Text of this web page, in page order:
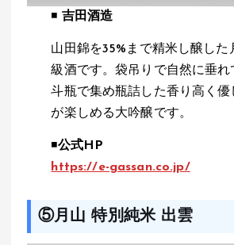
◾️ 吉田酒造
山田錦を35%まで精米し醸した
級酒です。袋吊りで自然に垂れ
斗瓶で集め瓶詰した香り高く優
が楽しめる大吟醸です。
◾️公式HP
https://e-gassan.co.jp/
⑤月山 特別純米 出雲